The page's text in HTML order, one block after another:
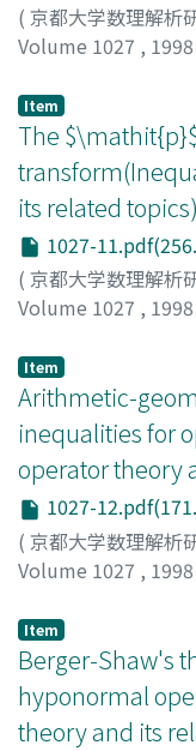
( 京都大学数理解析
Volume 1027 , 1998
Item
The
its related topics)
1027-
( 京都大学数理解析
Volume 1027 , 1998
Item
Arithmetic-
inequalities for
operator theory
1027-
( 京都大学数理解析
Volume 1027 , 1998
Item
Berger-Shaw's
hyponormal
theory and its